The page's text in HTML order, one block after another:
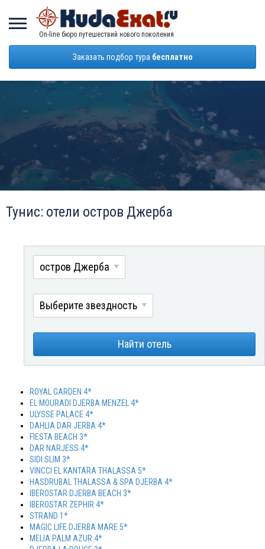
On-line бюро путешествий нового поколения
Заказать подбор тура бесплатно
Тунис: отели остров Джерба
остров Джерба
Выберите звездность
Найти отель
ROYAL GARDEN 4*
EL MOURADI DJERBA MENZEL 4*
ULYSSE PALACE 4*
DAHLIA DAR JERBA 4*
FIESTA BEACH 3*
DAR NARJESS 4*
SIDI SLIM 3*
VINCCI EL KANTARA THALASSA 5*
HASDRUBAL THALASSA & SPA DJERBA 4*
IBEROSTAR DJERBA BEACH 3*
IBEROSTAR ZEPHIR 4*
STRAND 1*
MAGIC LIFE DJERBA MARE 5*
MELIA PALM AZUR 4*